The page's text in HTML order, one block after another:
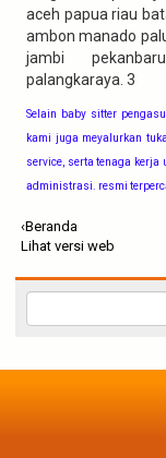
aceh papua riau
ambon manado
jambi
palangkaraya. 3
Selain baby sitter
kami juga meyalurkan
service, serta tenaga kerja
administrasi. resmi
‹Beranda
Lihat versi web